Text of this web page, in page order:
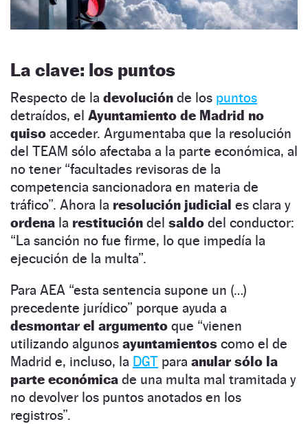
La clave: los puntos
Respecto de la devolución de los puntos
detraídos, el Ayuntamiento de Madrid no
quiso acceder. Argumentaba que la resolución
del TEAM sólo afectaba a la parte económica, al
no tener “facultades revisoras de la
competencia sancionadora en materia de
tráfico”. Ahora la resolución judicial es clara y
ordena la restitución del saldo del conductor:
“La sanción no fue firme, lo que impedía la
ejecución de la multa”.
Para AEA “esta sentencia supone un (…)
precedente jurídico” porque ayuda a
desmontar el argumento que “vienen
utilizando algunos ayuntamientos como el de
Madrid e, incluso, la DGT para anular sólo la
parte económica de una multa mal tramitada y
no devolver los puntos anotados en los
registros”.